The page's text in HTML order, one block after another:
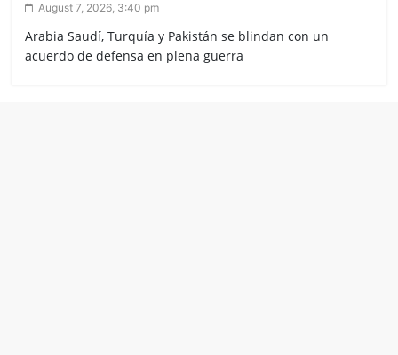
August 7, 2026, 3:40 pm
Arabia Saudí, Turquía y Pakistán se blindan con un
acuerdo de defensa en plena guerra